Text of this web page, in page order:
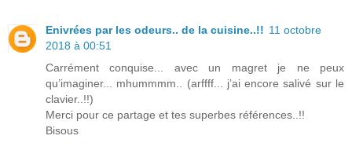
Enivrées par les odeurs.. de la cuisine..!! 11 octobre
2018 à 00:51
Carrément conquise... avec un magret je ne peux
qu’imaginer... mhummmm.. (arffff... j’ai encore salivé sur le
clavier..!!)
Merci pour ce partage et tes superbes références..!!
Bisous